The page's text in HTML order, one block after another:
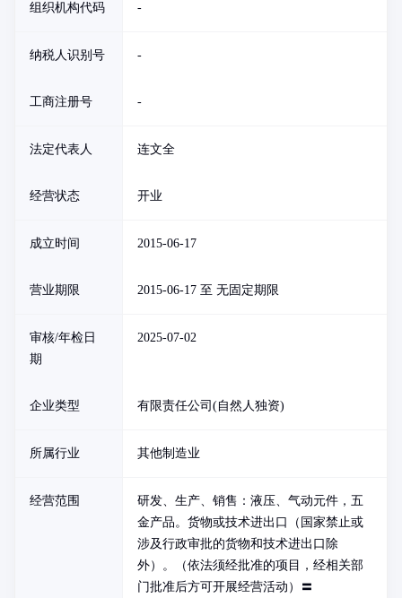
组织机构代码 -
纳税人识别号 -
工商注册号 -
法定代表人 连文全
经营状态 开业
成立时间 2015-06-17
营业期限 2015-06-17 至 无固定期限
审核/年检日
期
2025-07-02
企业类型 有限责任公司(自然人独资)
所属行业 其他制造业
经营范围
研发、生产、销售：液压、气动元件，五
金产品。货物或技术进出口（国家禁止或
涉及行政审批的货物和技术进出口除
外）。（依法须经批准的项目，经相关部
门批准后方可开展经营活动）〓